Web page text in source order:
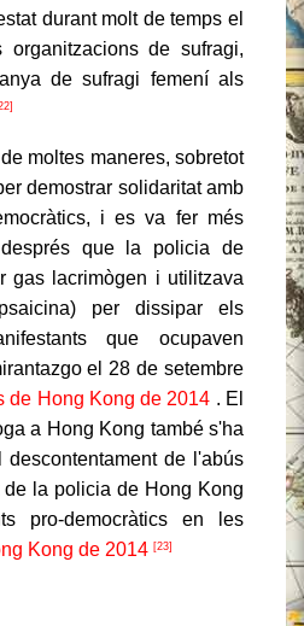
durant molt de temps el
de sufragi,
de sufragi femení als
moltes maneres, sobretot
demostrar solidaritat amb
i es va fer més
que la policia de
gas lacrimògen i utilitzava
per dissipar els
que ocupaven
el 28 de setembre
de Hong Kong de 2014 . El
a Hong Kong també s'ha
de l'abús
la policia de Hong Kong
pro-democràtics en les
Kong de 2014 [23]